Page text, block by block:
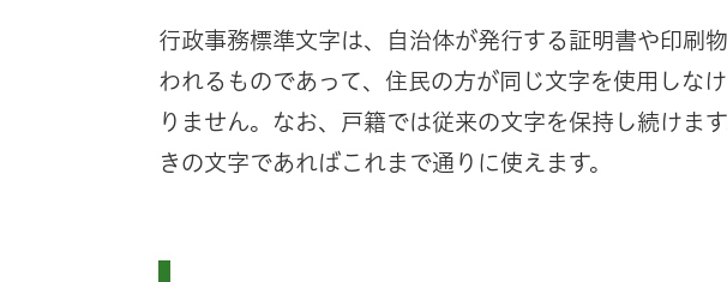
行政事務標準文字は、自治体が発行する証明書や印刷
われるものであって、住民の方が同じ文字を使用しな
りません。なお、戸籍では従来の文字を保持し続けま
きの文字であればこれまで通りに使えます。